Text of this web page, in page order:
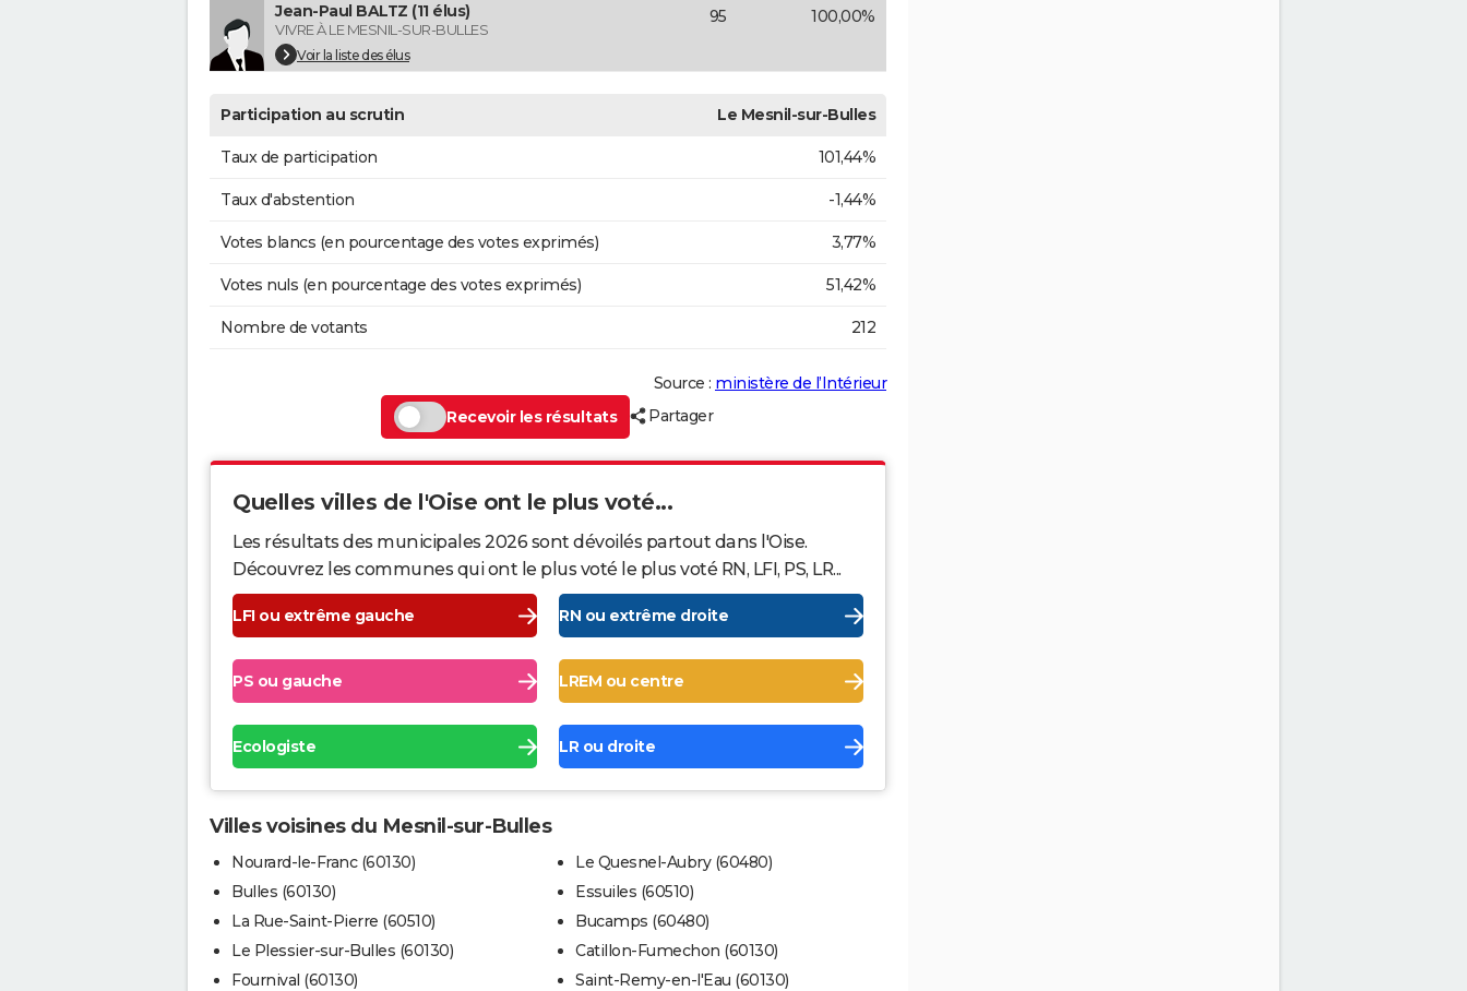
Jean-Paul BALTZ (11 élus)
VIVRE À LE MESNIL-SUR-BULLES
Voir la liste des élus
95 100,00%
Participation au scrutin Le Mesnil-sur-Bulles
Taux de participation 101,44%
Taux d'abstention -1,44%
Votes blancs (en pourcentage des votes exprimés) 3,77%
Votes nuls (en pourcentage des votes exprimés) 51,42%
Nombre de votants 212
Source : ministère de l’Intérieur
Recevoir les résultats
Partager
Quelles villes de l'Oise ont le plus voté...
Les résultats des municipales 2026 sont dévoilés partout dans l'Oise.
Découvrez les communes qui ont le plus voté le plus voté RN, LFI, PS, LR...
LFI ou extrême gauche RN ou extrême droite
PS ou gauche LREM ou centre
Ecologiste LR ou droite
Villes voisines du Mesnil-sur-Bulles
Nourard-le-Franc (60130)
Bulles (60130)
La Rue-Saint-Pierre (60510)
Le Plessier-sur-Bulles (60130)
Fournival (60130)
Le Quesnel-Aubry (60480)
Essuiles (60510)
Bucamps (60480)
Catillon-Fumechon (60130)
Saint-Remy-en-l'Eau (60130)